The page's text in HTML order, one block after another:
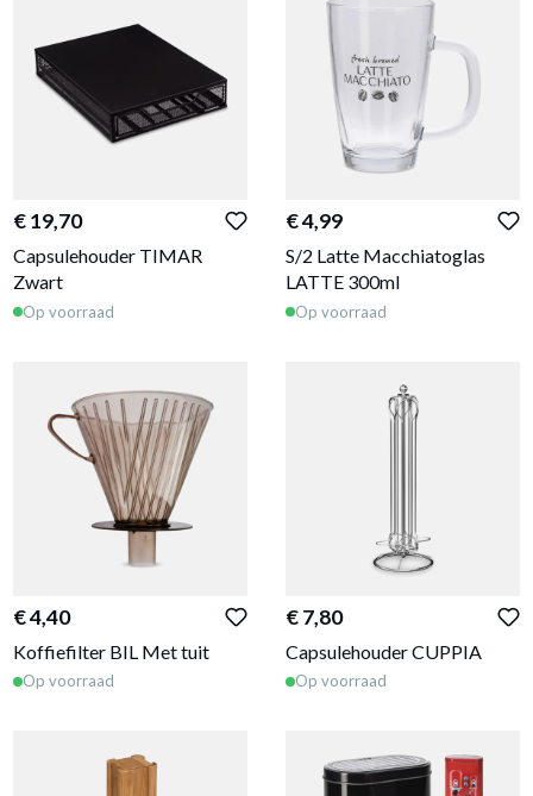
€ 19,70
Capsulehouder TIMAR
Zwart
Op voorraad
€ 4,99
S/2 Latte Macchiatoglas
LATTE 300ml
Op voorraad
€ 4,40
Koffiefilter BIL Met tuit
Op voorraad
€ 7,80
Capsulehouder CUPPIA
Op voorraad